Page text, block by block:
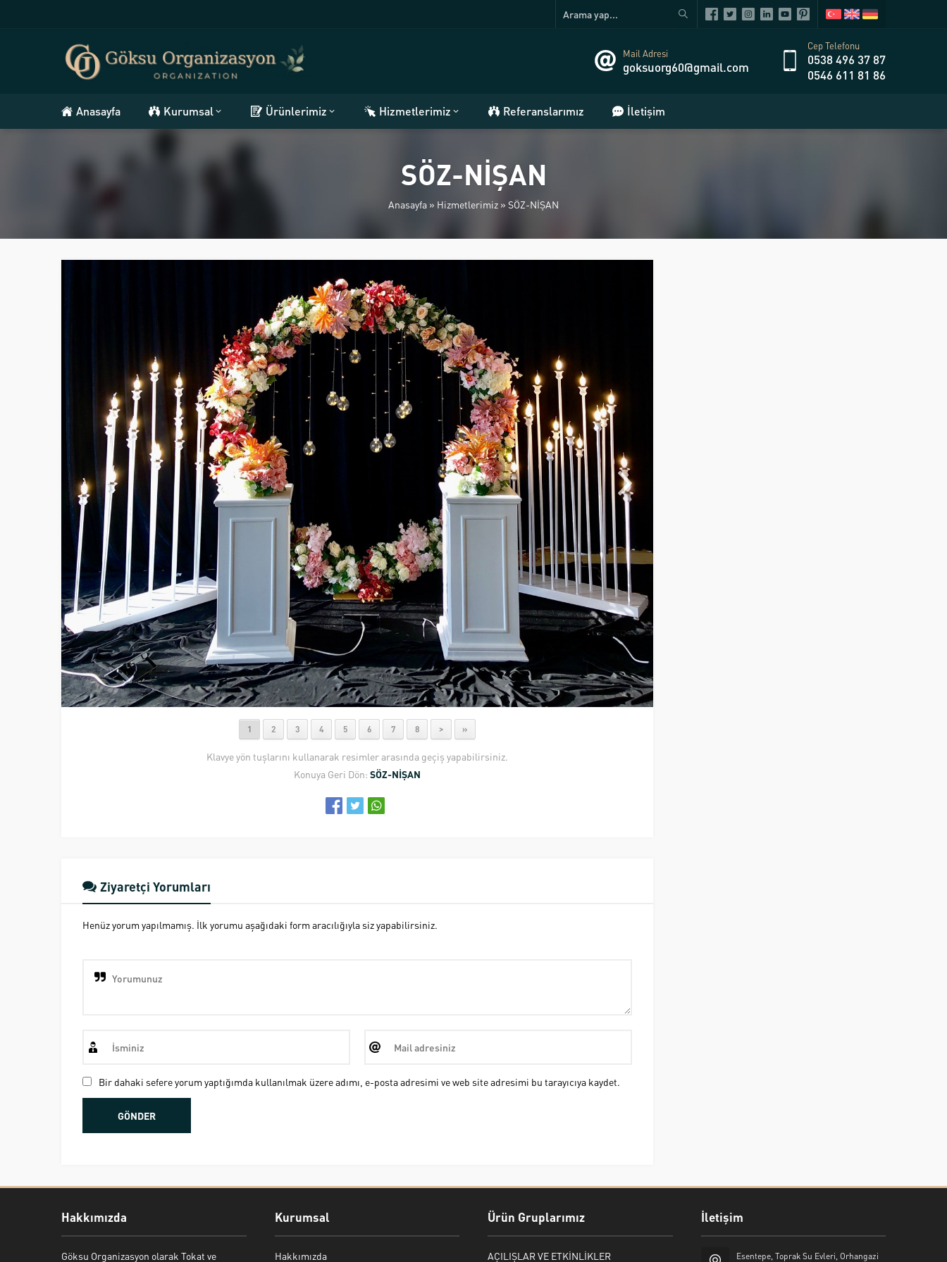
Mail Adresi
goksuorg60@gmail.com
Cep Telefonu
0538 496 37 87
0546 611 81 86
Anasayfa Kurumsal Ürünlerimiz Hizmetlerimiz Referanslarımız İletişim
SÖZ-NİŞAN
Anasayfa » Hizmetlerimiz » SÖZ-NİŞAN
1 2 3 4 5 6 7 8 > »
Klavye yön tuşlarını kullanarak resimler arasında geçiş yapabilirsiniz.
Konuya Geri Dön: SÖZ-NİŞAN
Ziyaretçi Yorumları
Henüz yorum yapılmamış. İlk yorumu aşağıdaki form aracılığıyla siz yapabilirsiniz.
Bir dahaki sefere yorum yaptığımda kullanılmak üzere adımı, e-posta adresimi ve web site adresimi bu tarayıcıya kaydet.
Hakkımızda
Göksu Organizasyon olarak Tokat ve
Kurumsal
Hakkımızda
Ürün Gruplarımız
AÇILIŞLAR VE ETKİNLİKLER
İletişim
Esentepe, Toprak Su Evleri, Orhangazi